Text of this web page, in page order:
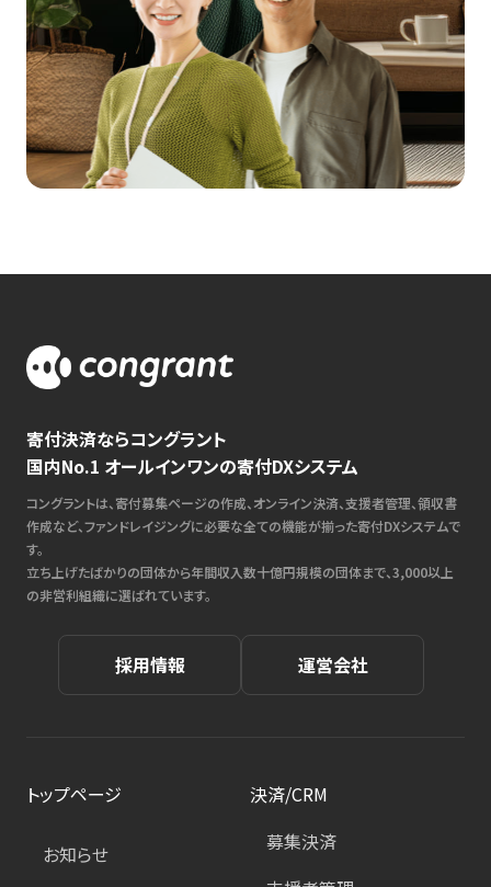
寄付決済ならコングラント
国内No.1 オールインワンの寄付DXシステム
コングラントは、寄付募集ページの作成、オンライン決済、支援者管理、領収書
作成など、ファンドレイジングに必要な全ての機能が揃った寄付DXシステムで
す。
立ち上げたばかりの団体から年間収入数十億円規模の団体まで、3,000以上
の非営利組織に選ばれています。
採用情報 運営会社
トップページ
お知らせ
決済/CRM
募集決済